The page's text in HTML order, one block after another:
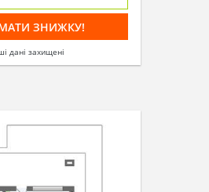
дані захищені